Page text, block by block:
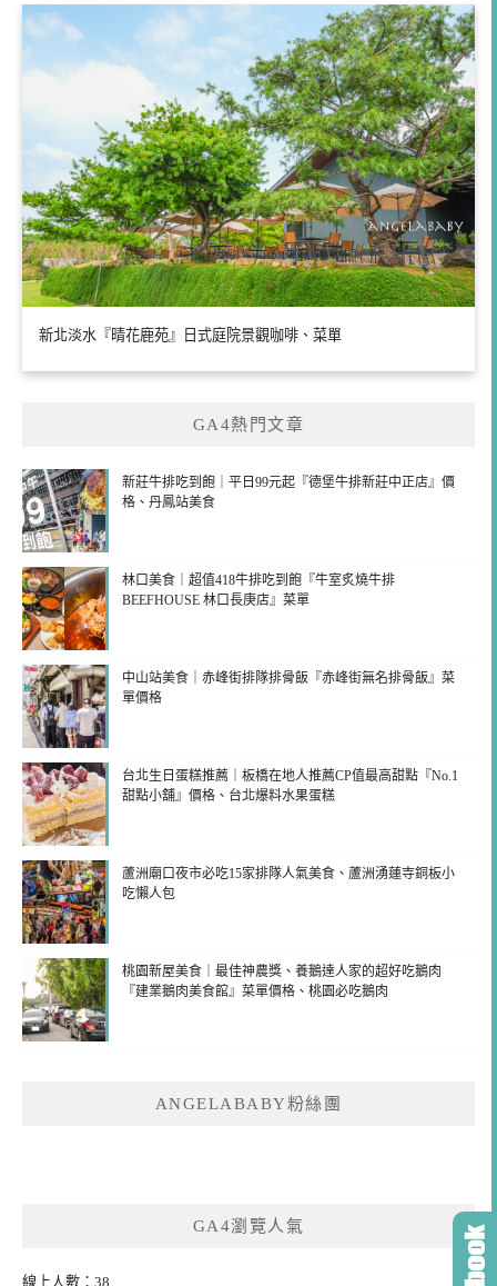
新北淡水『晴花鹿苑』日式庭院景觀咖啡、菜單
GA4熱門文章
新莊牛排吃到飽｜平日99元起『德堡牛排新莊中正店』價
格、丹鳳站美食
林口美食｜超值418牛排吃到飽『牛室炙燒牛排
BEEFHOUSE 林口長庚店』菜單
中山站美食｜赤峰街排隊排骨飯『赤峰街無名排骨飯』菜
單價格
台北生日蛋糕推薦｜板橋在地人推薦CP值最高甜點『No.1
甜點小舖』價格、台北爆料水果蛋糕
蘆洲廟口夜市必吃15家排隊人氣美食、蘆洲湧蓮寺銅板小
吃懶人包
桃園新屋美食｜最佳神農獎、養鵝達人家的超好吃鵝肉
『建業鵝肉美食館』菜單價格、桃園必吃鵝肉
ANGELABABY粉絲團
GA4瀏覽人氣
線上人數：38